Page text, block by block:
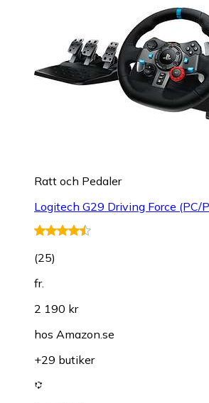
Ratt och Pedaler
Logitech G29 Driving Force (PC/
(25)
fr.
2 190 kr
hos Amazon.se
+29 butiker